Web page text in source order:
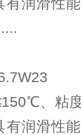
有润滑性
、粘度
有润滑性